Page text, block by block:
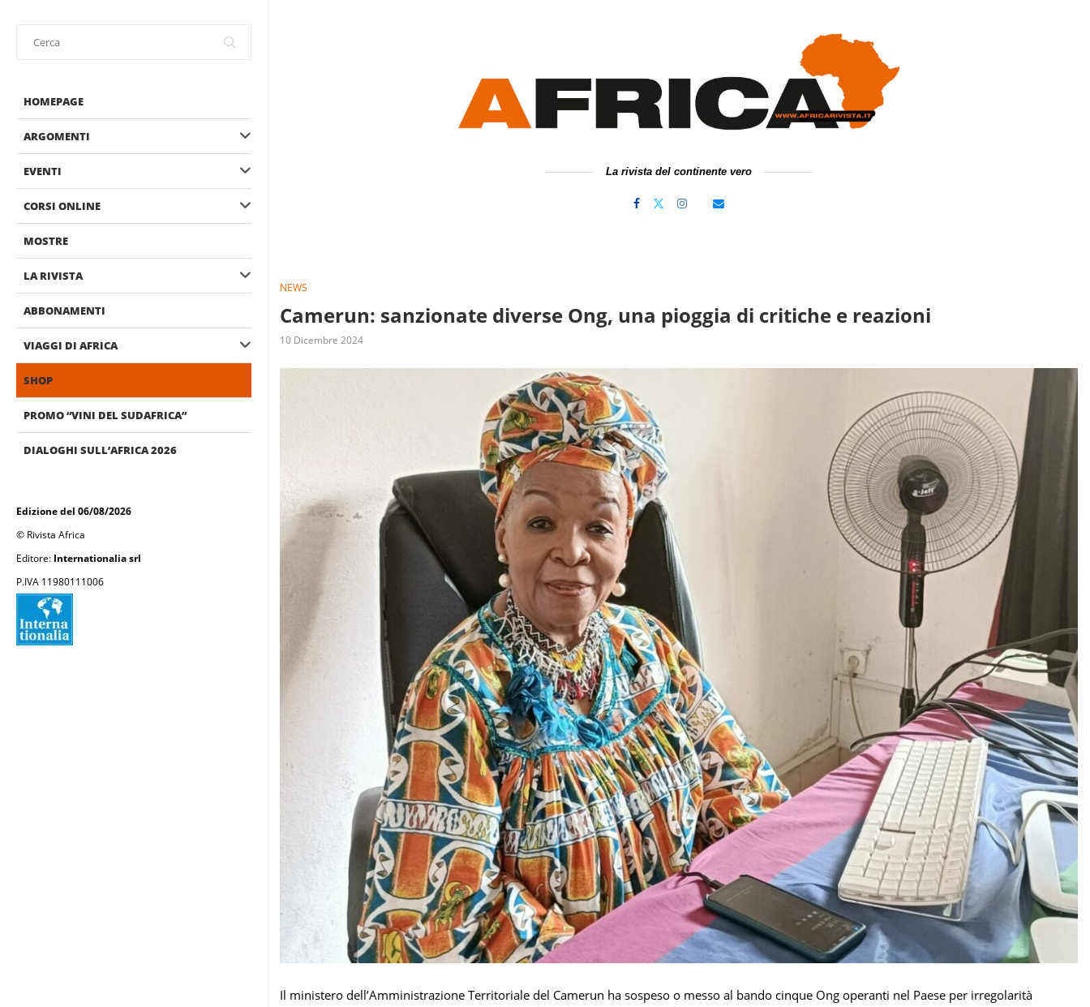
HOMEPAGE
ARGOMENTI
EVENTI
CORSI ONLINE
MOSTRE
LA RIVISTA
ABBONAMENTI
VIAGGI DI AFRICA
SHOP
PROMO “VINI DEL SUDAFRICA”
DIALOGHI SULL’AFRICA 2026
Edizione del 06/08/2026
© Rivista Africa
Editore: Internationalia srl
P.IVA 11980111006
La rivista del continente vero
NEWS
Camerun: sanzionate diverse Ong, una pioggia di critiche e reazioni
10 Dicembre 2024
Il ministero dell’Amministrazione Territoriale del Camerun ha sospeso o messo al bando cinque Ong operanti nel Paese per irregolarità